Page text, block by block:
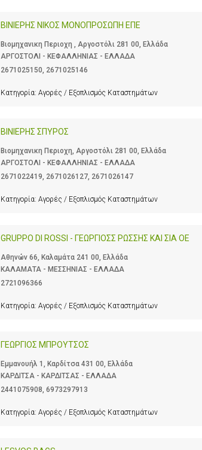
ΒΙΝΙΕΡΗΣ ΝΙΚΟΣ ΜΟΝΟΠΡΟΣΩΠΗ ΕΠΕ
Βιομηχανικη Περιοχη , Αργοστόλι 281 00, Ελλάδα
ΑΡΓΟΣΤΟΛΙ - ΚΕΦΑΛΛΗΝΙΑΣ - ΕΛΛΑΔΑ
2671025150 2671025146
Κατηγορία: Αγορές / Εξοπλισμός Καταστημάτων
ΒΙΝΙΕΡΗΣ ΣΠΥΡΟΣ
Βιομηχανικη Περιοχη, Αργοστόλι 281 00, Ελλάδα
ΑΡΓΟΣΤΟΛΙ - ΚΕΦΑΛΛΗΝΙΑΣ - ΕΛΛΑΔΑ
2671022419, 2671026127, 2671026147
Κατηγορία: Αγορές / Εξοπλισμός Καταστημάτων
GRUPPO DI ROSSI - ΓΕΩΡΓΙΟΣΣ ΡΩΣΣΗΣ ΚΑΙ ΣΙΑ ΟΕ
Αθηνών 66, Καλαμάτα 241 00, Ελλάδα
ΚΑΛΑΜΑΤΑ - ΜΕΣΣΗΝΙΑΣ - ΕΛΛΑΔΑ
2721096366
Κατηγορία: Αγορές / Εξοπλισμός Καταστημάτων
ΓΕΩΡΓΙΟΣ ΜΠΡΟΥΤΣΟΣ
Εμμανουήλ 1, Καρδίτσα 431 00, Ελλάδα
ΚΑΡΔΙΤΣΑ - ΚΑΡΔΙΤΣΑΣ - ΕΛΛΑΔΑ
2441075908, 6973297913
Κατηγορία: Αγορές / Εξοπλισμός Καταστημάτων